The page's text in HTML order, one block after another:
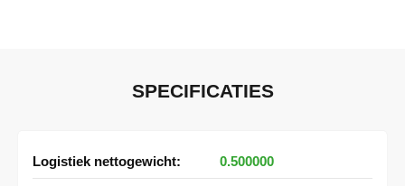
SPECIFICATIES
Meer
informatie
0.500000